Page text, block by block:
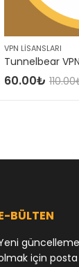
VPN LISANSLARI
Tunnelbear VPN
60.00₺ 110.00
BÜLTEN
için